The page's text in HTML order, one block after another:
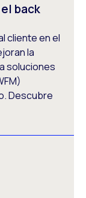
back
cliente en el
la
soluciones
Descubre